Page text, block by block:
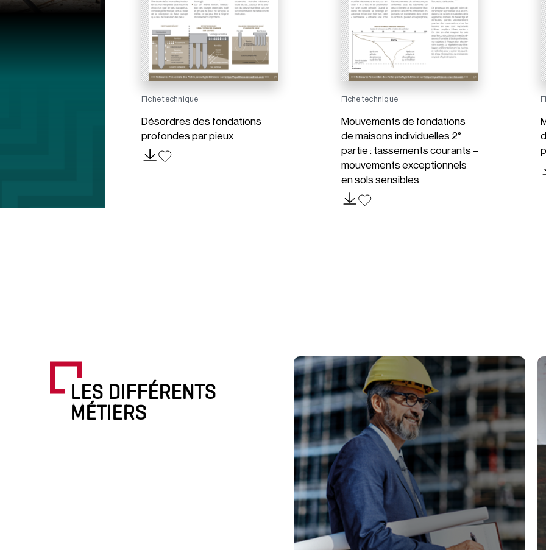
Fiche technique
Désordres des fondations
profondes par pieux
Fiche technique
Mouvements de fondations
de maisons individuelles 2°
partie : tassements courants –
mouvements exceptionnels
en sols sensibles
LES DIFFÉRENTS
MÉTIERS